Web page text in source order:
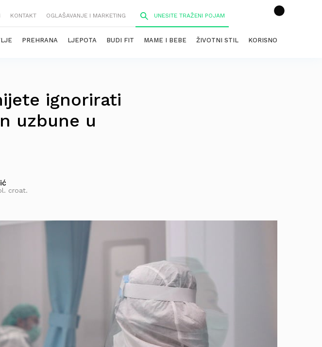
KONTAKT OGLAŠAVANJE I MARKETING
PREHRANA LJEPOTA BUDI FIT MAME I BEBE ŽIVOTNI STIL KORISNO
ignorirati
uzbune u
croat.